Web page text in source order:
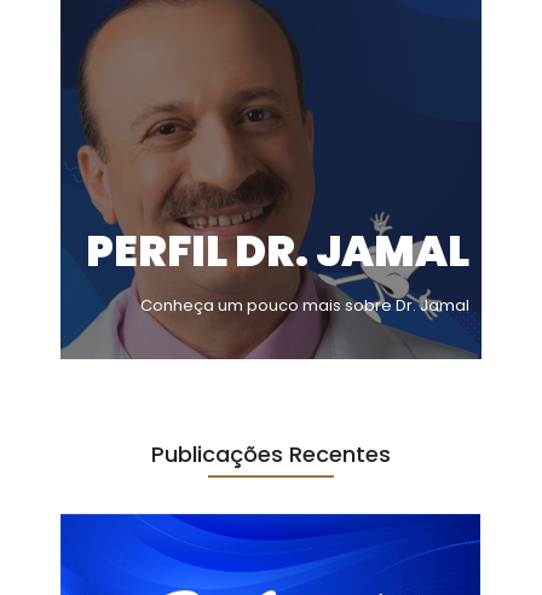
PERFIL DR. JAMAL
Conheça um pouco mais sobre Dr. Jamal
Publicações Recentes